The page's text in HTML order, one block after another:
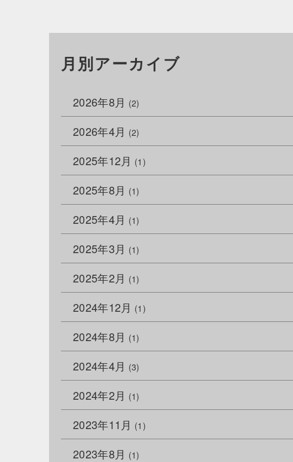
月別アーカイブ
2026年8月 (2)
2026年4月 (2)
2025年12月 (1)
2025年8月 (1)
2025年4月 (1)
2025年3月 (1)
2025年2月 (1)
2024年12月 (1)
2024年8月 (1)
2024年4月 (3)
2024年2月 (1)
2023年11月 (1)
2023年8月 (1)